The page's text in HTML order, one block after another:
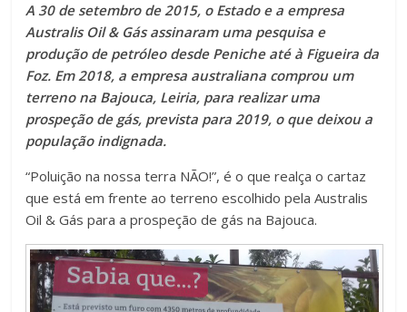
A 30 de setembro de 2015, o Estado e a empresa
Australis Oil & Gás assinaram uma pesquisa e
produção de petróleo desde Peniche até à Figueira da
Foz. Em 2018, a empresa australiana comprou um
terreno na Bajouca, Leiria, para realizar uma
prospeção de gás, prevista para 2019, o que deixou a
população indignada.
“Poluição na nossa terra NÃO!”, é o que realça o cartaz
que está em frente ao terreno escolhido pela Australis
Oil & Gás para a prospeção de gás na Bajouca.